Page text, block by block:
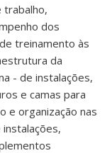
trabalho,
dos
treinamento às
da
- de instalações,
e camas para
e organização nas